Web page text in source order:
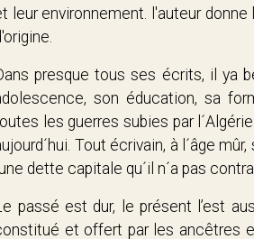
leur environnement. l'auteur
presque tous ses écrits, il ya
son éducation, sa
les guerres subies par
Tout écrivain, à l´âge
dette capitale qu´il n´a pas
passé est dur, le présent l’est
et offert par les ancêtres